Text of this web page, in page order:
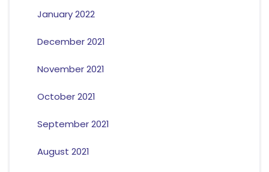
January 2022
December 2021
November 2021
October 2021
September 2021
August 2021